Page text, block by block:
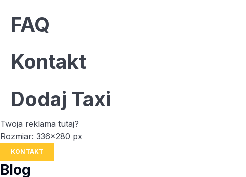
FAQ
Kontakt
Dodaj Taxi
Twoja reklama tutaj?
Rozmiar: 336x280 px
KONTAKT
Blog